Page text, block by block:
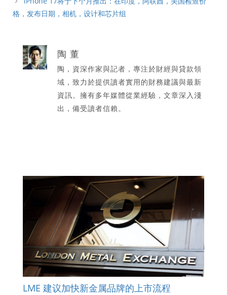
格，发布日期，相机，设计和芯片组
陶 董
陶，資深作家與記者，專注於財經與貸款領
域，致力於提供讀者實用的財務建議與最新
資訊。擁有多年媒體從業經驗，文章深入淺
出，備受讀者信賴。
LME 建议加快新金属品牌的上市流程